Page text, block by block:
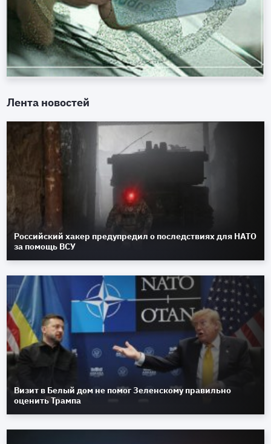
Лента новостей
Российский хакер предупредил о последствиях для НАТО
за помощь ВСУ
Визит в Белый дом не помог Зеленскому правильно
оценить Трампа